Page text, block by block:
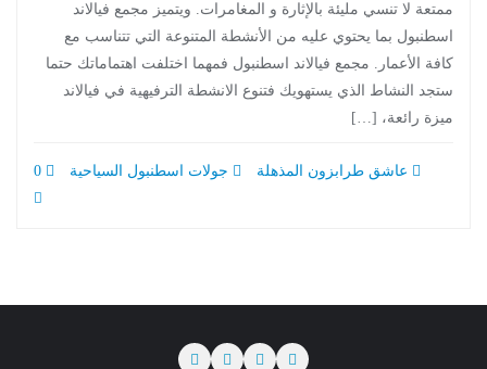
ممتعة لا تنسي مليئة بالإثارة و المغامرات. ويتميز مجمع فيالاند
اسطنبول بما يحتوي عليه من الأنشطة المتنوعة التي تتناسب مع
كافة الأعمار. مجمع فيالاند اسطنبول فمهما اختلفت اهتماماتك حتما
ستجد النشاط الذي يستهويك فتنوع الانشطة الترفيهية في فيالاند
ميزة رائعة، […]
عاشق طرابزون المذهلة جولات اسطنبول السياحية